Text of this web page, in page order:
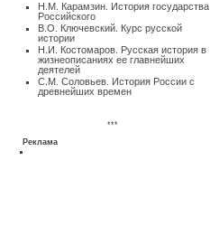
Н.М. Карамзин. История государства
Российского
В.О. Ключевский. Курс русской
истории
Н.И. Костомаров. Русская история в
жизнеописаниях ее главнейших
деятелей
С.М. Соловьев. История России с
древнейших времен
***
Реклама